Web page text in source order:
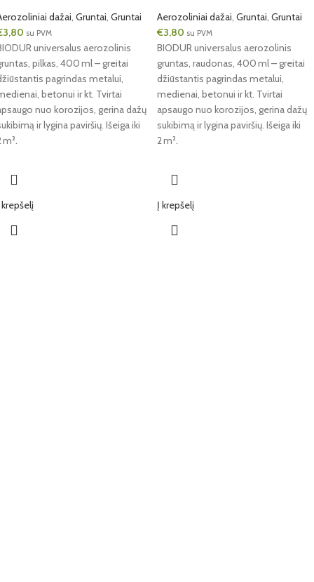
dažai, Gruntai, Gruntai
3,80 su PVM
universalus aerozolinis
pilkas, 400 ml – greitai
pagrindas metalui,
betonui ir kt. Tvirtai
nuo korozijos, gerina dažų
ir lygina paviršių. Išeiga iki
m².
Aerozoliniai dažai, Gruntai, Gruntai
€3,80 su PVM
BIODUR universalus aerozolinis
gruntas, raudonas, 400 ml – greitai
džiūstantis pagrindas metalui,
medienai, betonui ir kt. Tvirtai
apsaugo nuo korozijos, gerina dažų
sukibimą ir lygina paviršių. Išeiga iki
2 m².
Į krepšelį